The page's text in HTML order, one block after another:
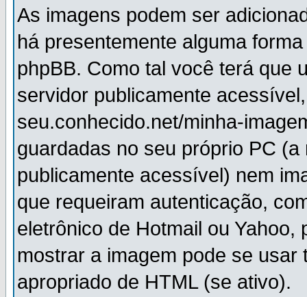
As imagens podem ser
há presentemente alguma
phpBB. Como tal você terá que
servidor publicamente
seu.conhecido.net/minha-
guardadas no seu próprio PC
publicamente acessível) nem
que requeiram autenticação,
eletrônico de Hotmail ou
mostrar a imagem pode se
apropriado de HTML (se ativo).